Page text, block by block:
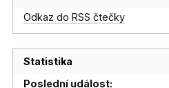
Odkaz do RSS čtečky
Statistika
Poslední událost: